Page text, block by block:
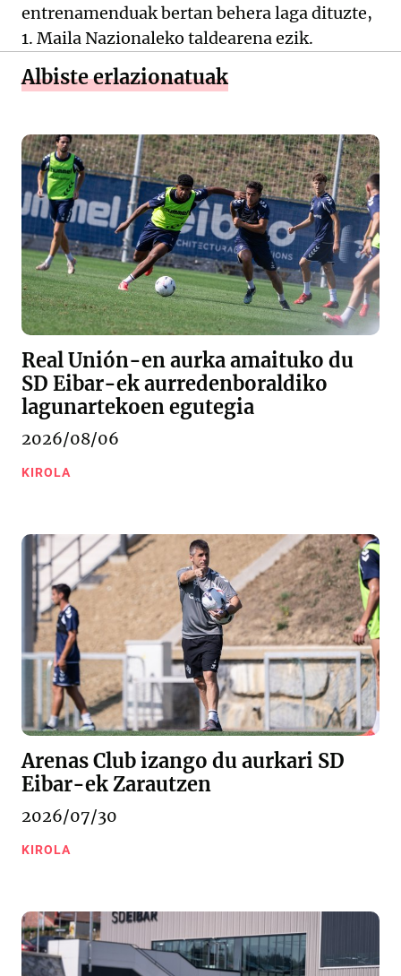
entrenamenduak bertan behera laga dituzte,
1. Maila Nazionaleko taldearena ezik.
Albiste erlazionatuak
Real Unión-en aurka amaituko du
SD Eibar-ek aurredenboraldiko
lagunartekoen egutegia
2026/08/06
KIROLA
Arenas Club izango du aurkari SD
Eibar-ek Zarautzen
2026/07/30
KIROLA